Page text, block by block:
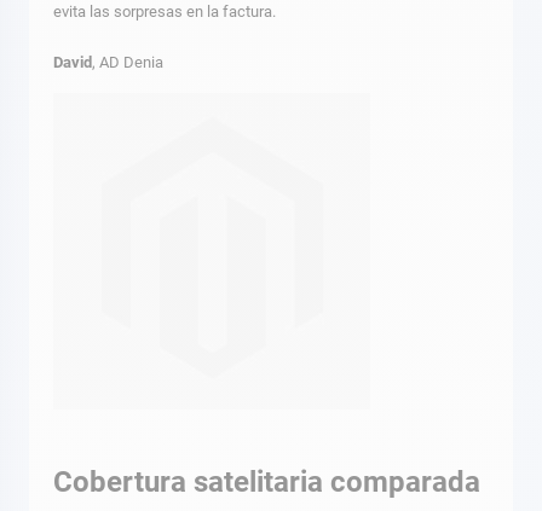
evita las sorpresas en la factura.
David, AD Denia
Cobertura satelitaria comparada